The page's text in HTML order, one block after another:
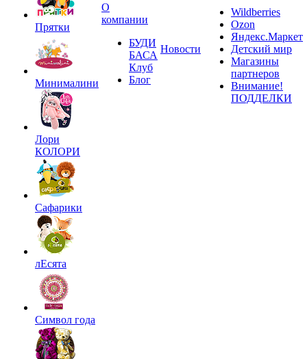
Прятки
Минималини
Лори
КОЛОРИ
Сафарики
лЕсята
Символ года
О
компании
БУДИ
БАСА
Клуб
Блог
Новости
Wildberries
Ozon
Яндекс.Маркет
Детский мир
Магазины
партнеров
Внимание!
ПОДДЕЛКИ